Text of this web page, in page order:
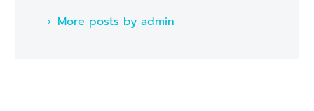
More posts by admin